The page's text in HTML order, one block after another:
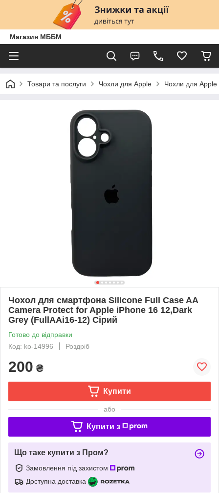
Магазин МББМ
Товари та послуги Чохли для Apple Чохли для Apple
Чохол для смартфона Silicone Full Case AA
Camera Protect for Apple iPhone 16 12,Dark
Grey (FullAAi16-12) Сірий
Готово до відправки
Код: ko-14996
Роздріб
200 ₴
Купити
або
Купити з
Що таке купити з Пром?
Замовлення під захистом
Доступна доставка